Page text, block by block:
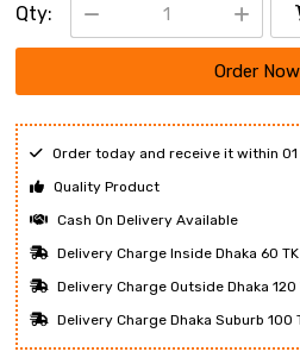
Qty:
Order Now
Order today and receive it within
Quality Product
Cash On Delivery Available
Delivery Charge Inside Dhaka 60 TK
Delivery Charge Outside Dhaka 120
Delivery Charge Dhaka Suburb 100